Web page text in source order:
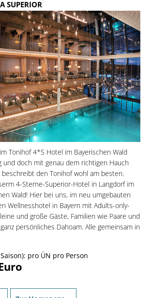
SUPERIOR
Tonihof 4*S Hotel im Bayerischen Wald
und doch mit genau dem richtigen Hauch
den Tonihof wohl am besten.
4-Sterne-Superior-Hotel in Langdorf im
Wald! Hier bei uns, im neu umgebauten
Wellnesshotel in Bayern mit Adults-only-
und große Gäste, Familien wie Paare und
persönliches Dahoam. Alle gemeinsam in
pro ÜN pro Person